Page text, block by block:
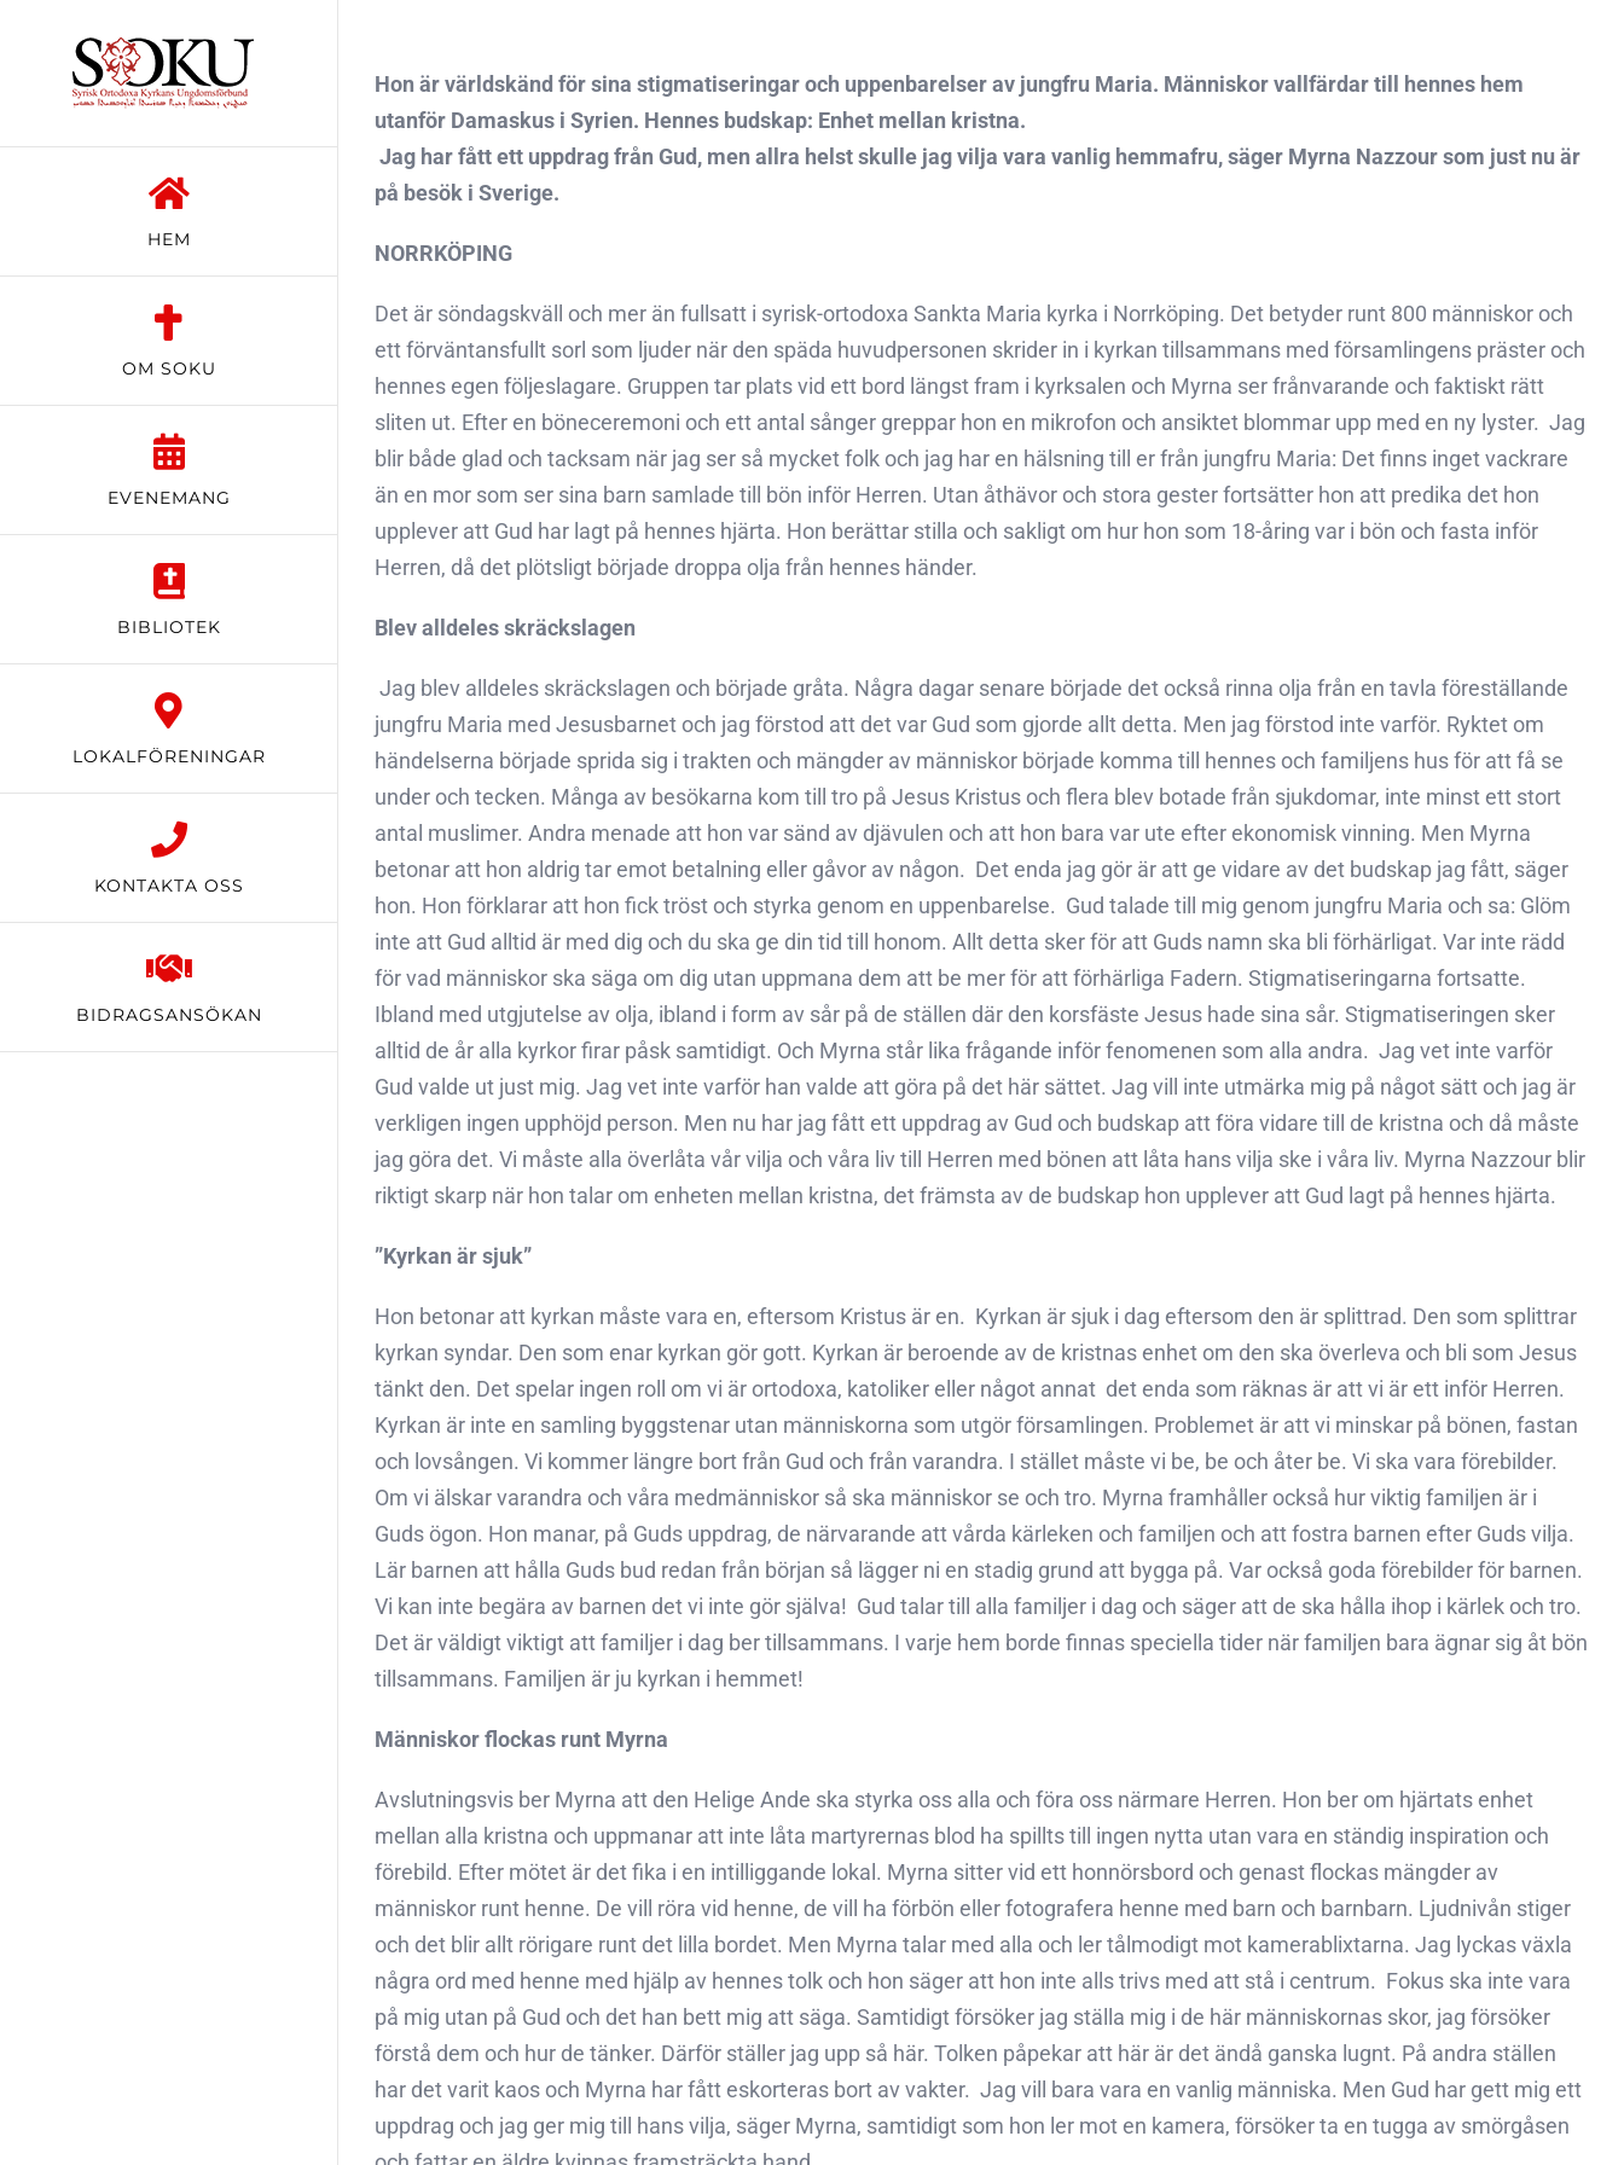
innehållet
HEM
OM SOKU
EVENEMANG
BIBLIOTEK
LOKALFÖRENINGAR
KONTAKTA OSS
BIDRAGSANSÖKAN
Hon är världskänd för sina stigmatiseringar och uppenbarelser av jungfru Maria. Människor vallfärdar till hennes hem
utanför Damaskus i Syrien. Hennes budskap: Enhet mellan kristna.
 Jag har fått ett uppdrag från Gud, men allra helst skulle jag vilja vara vanlig hemmafru, säger Myrna Nazzour som just nu är
på besök i Sverige.
NORRKÖPING
Det är söndagskväll och mer än fullsatt i syrisk-ortodoxa Sankta Maria kyrka i Norrköping. Det betyder runt 800 människor och
ett förväntansfullt sorl som ljuder när den späda huvudpersonen skrider in i kyrkan tillsammans med församlingens präster och
hennes egen följeslagare. Gruppen tar plats vid ett bord längst fram i kyrksalen och Myrna ser frånvarande och faktiskt rätt
sliten ut. Efter en böneceremoni och ett antal sånger greppar hon en mikrofon och ansiktet blommar upp med en ny lyster.  Jag
blir både glad och tacksam när jag ser så mycket folk och jag har en hälsning till er från jungfru Maria: Det finns inget vackrare
än en mor som ser sina barn samlade till bön inför Herren. Utan åthävor och stora gester fortsätter hon att predika det hon
upplever att Gud har lagt på hennes hjärta. Hon berättar stilla och sakligt om hur hon som 18-åring var i bön och fasta inför
Herren, då det plötsligt började droppa olja från hennes händer.
Blev alldeles skräckslagen
 Jag blev alldeles skräckslagen och började gråta. Några dagar senare började det också rinna olja från en tavla föreställande
jungfru Maria med Jesusbarnet och jag förstod att det var Gud som gjorde allt detta. Men jag förstod inte varför. Ryktet om
händelserna började sprida sig i trakten och mängder av människor började komma till hennes och familjens hus för att få se
under och tecken. Många av besökarna kom till tro på Jesus Kristus och flera blev botade från sjukdomar, inte minst ett stort
antal muslimer. Andra menade att hon var sänd av djävulen och att hon bara var ute efter ekonomisk vinning. Men Myrna
betonar att hon aldrig tar emot betalning eller gåvor av någon.  Det enda jag gör är att ge vidare av det budskap jag fått, säger
hon. Hon förklarar att hon fick tröst och styrka genom en uppenbarelse.  Gud talade till mig genom jungfru Maria och sa: Glöm
inte att Gud alltid är med dig och du ska ge din tid till honom. Allt detta sker för att Guds namn ska bli förhärligat. Var inte rädd
för vad människor ska säga om dig utan uppmana dem att be mer för att förhärliga Fadern. Stigmatiseringarna fortsatte.
Ibland med utgjutelse av olja, ibland i form av sår på de ställen där den korsfäste Jesus hade sina sår. Stigmatiseringen sker
alltid de år alla kyrkor firar påsk samtidigt. Och Myrna står lika frågande inför fenomenen som alla andra.  Jag vet inte varför
Gud valde ut just mig. Jag vet inte varför han valde att göra på det här sättet. Jag vill inte utmärka mig på något sätt och jag är
verkligen ingen upphöjd person. Men nu har jag fått ett uppdrag av Gud och budskap att föra vidare till de kristna och då måste
jag göra det. Vi måste alla överlåta vår vilja och våra liv till Herren med bönen att låta hans vilja ske i våra liv. Myrna Nazzour blir
riktigt skarp när hon talar om enheten mellan kristna, det främsta av de budskap hon upplever att Gud lagt på hennes hjärta.
”Kyrkan är sjuk”
Hon betonar att kyrkan måste vara en, eftersom Kristus är en.  Kyrkan är sjuk i dag eftersom den är splittrad. Den som splittrar
kyrkan syndar. Den som enar kyrkan gör gott. Kyrkan är beroende av de kristnas enhet om den ska överleva och bli som Jesus
tänkt den. Det spelar ingen roll om vi är ortodoxa, katoliker eller något annat  det enda som räknas är att vi är ett inför Herren. 
Kyrkan är inte en samling byggstenar utan människorna som utgör församlingen. Problemet är att vi minskar på bönen, fastan
och lovsången. Vi kommer längre bort från Gud och från varandra. I stället måste vi be, be och åter be. Vi ska vara förebilder.
Om vi älskar varandra och våra medmänniskor så ska människor se och tro. Myrna framhåller också hur viktig familjen är i
Guds ögon. Hon manar, på Guds uppdrag, de närvarande att vårda kärleken och familjen och att fostra barnen efter Guds vilja. 
Lär barnen att hålla Guds bud redan från början så lägger ni en stadig grund att bygga på. Var också goda förebilder för barnen.
Vi kan inte begära av barnen det vi inte gör själva!  Gud talar till alla familjer i dag och säger att de ska hålla ihop i kärlek och tro.
Det är väldigt viktigt att familjer i dag ber tillsammans. I varje hem borde finnas speciella tider när familjen bara ägnar sig åt bön
tillsammans. Familjen är ju kyrkan i hemmet!
Människor flockas runt Myrna
Avslutningsvis ber Myrna att den Helige Ande ska styrka oss alla och föra oss närmare Herren. Hon ber om hjärtats enhet
mellan alla kristna och uppmanar att inte låta martyrernas blod ha spillts till ingen nytta utan vara en ständig inspiration och
förebild. Efter mötet är det fika i en intilliggande lokal. Myrna sitter vid ett honnörsbord och genast flockas mängder av
människor runt henne. De vill röra vid henne, de vill ha förbön eller fotografera henne med barn och barnbarn. Ljudnivån stiger
och det blir allt rörigare runt det lilla bordet. Men Myrna talar med alla och ler tålmodigt mot kamerablixtarna. Jag lyckas växla
några ord med henne med hjälp av hennes tolk och hon säger att hon inte alls trivs med att stå i centrum.  Fokus ska inte vara
på mig utan på Gud och det han bett mig att säga. Samtidigt försöker jag ställa mig i de här människornas skor, jag försöker
förstå dem och hur de tänker. Därför ställer jag upp så här. Tolken påpekar att här är det ändå ganska lugnt. På andra ställen
har det varit kaos och Myrna har fått eskorteras bort av vakter.  Jag vill bara vara en vanlig människa. Men Gud har gett mig ett
uppdrag och jag ger mig till hans vilja, säger Myrna, samtidigt som hon ler mot en kamera, försöker ta en tugga av smörgåsen